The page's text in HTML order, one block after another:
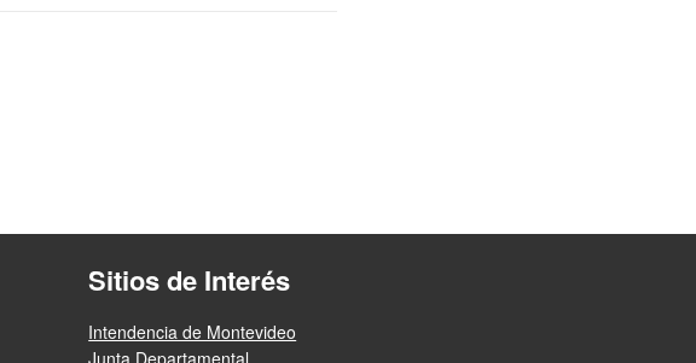
Sitios de Interés
Intendencia de Montevideo
Junta Departamental